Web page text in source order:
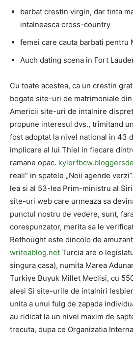
barbat crestin virgin, dar tinta
intalneasca cross-country
femei care cauta barbati pentru
Auch dating scena in Fort
Cu toate acestea, ca un crestin
bogate site-uri de matrimoniale
Americii site-uri de intalnire
propune interesul dvs., trimitand
fost adoptat la nivel national in 43
implicare al lui Thiel in fiecare
ramane opac.
reali” in spatele „Noii agende
lea si al 53-lea Prim-ministru al
site-uri web care urmeaza sa
punctul nostru de vedere, sunt,
corespunzator, merita sa le
Rethought este dincolo de
writeablog.net Turcia are o
singura casa), numita Marea
Turkiye Buyuk Millet Meclisi, cu
alesi Si site-urile de intalniri
unita a unui fulg de zapada
au ridicat la un nivel maxim de
trecuta, dupa ce Organizatia